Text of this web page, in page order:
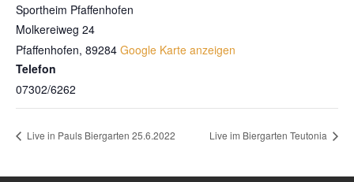
Sportheim Pfaffenhofen
Molkereiweg 24
Pfaffenhofen, 89284 Google Karte anzeigen
Telefon
07302/6262
Live in Pauls Biergarten 25.6.2022 Live im Biergarten Teutonia